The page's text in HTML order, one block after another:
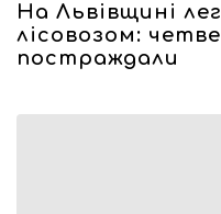
На Львівщині
лісовозом:
постраждали